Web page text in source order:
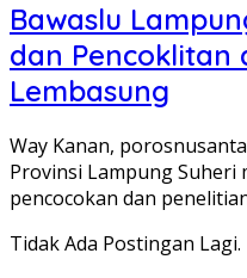
Bawaslu
dan Pencoklitan
Lembasung
Way Kanan,
Provinsi Lampung Suheri
pencocokan dan
Tidak Ada Postingan Lagi.